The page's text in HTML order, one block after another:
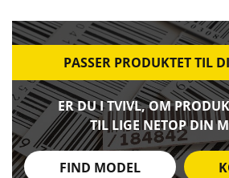
PASSER PRODUKTET TIL
ER DU I TVIVL, OM
TIL LIGE NETOP DIN
FIND MODEL